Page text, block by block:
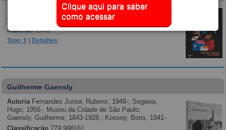
Clique aqui para saber
como acessar
Almeida, Djaimilia Pereira de, 1982-;
Classificação
p869.35
Material:Livro
Topo ⇧ Detalhes
Guilherme Gaensly
Autoria Fernandes Junior, Rubens, 1949-; Segawa,
Hugo, 1956-; Museu da Cidade de São Paulo;
Gaensly, Guilherme, 1843-1928.; Kossoy, Boris, 1941-
Classificação779.998161